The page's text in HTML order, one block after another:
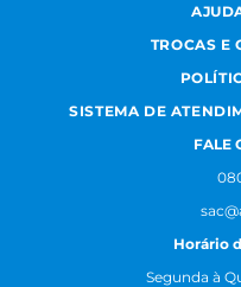
TROCAS E
SISTEMA DE
FALE
Horário
Segunda à